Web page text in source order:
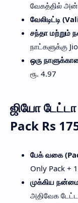
வேகத்தில்
வேலிடிட்டி
சந்தா மற்றும்
நாட்களுக்கு
ஒரு
ரூ. 4.97
ஜியோ
Pack Rs
பேக் வகை
Only Pack +
முக்கிய
அதிவேக